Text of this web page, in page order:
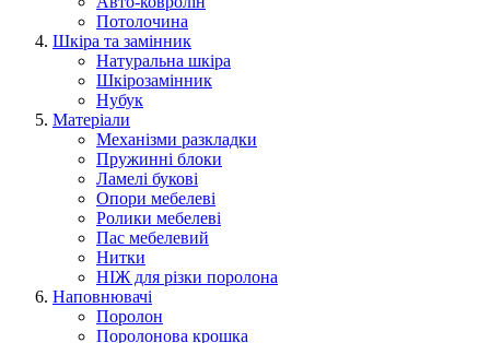
Потолочина
Шкіра та замінник
Натуральна шкіра
Шкірозамінник
Нубук
Матеріали
Механізми разкладки
Пружинні блоки
Ламелі букові
Опори мебелеві
Ролики мебелеві
Пас мебелевий
Нитки
НІЖ для різки поролона
Наповнювачі
Поролон
Поролонова крошка